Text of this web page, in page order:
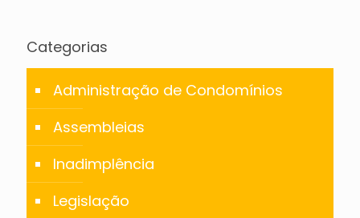
Categorias
Administração de Condomínios
Assembleias
Inadimplência
Legislação